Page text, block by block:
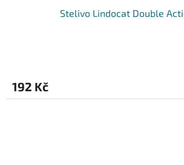
Stelivo Lindocat Double
192 Kč